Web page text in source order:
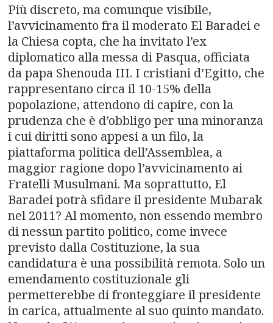
Più discreto, ma comunque visibile,
l’avvicinamento fra il moderato El Baradei e
la Chiesa copta, che ha invitato l’ex
diplomatico alla messa di Pasqua, officiata
da papa Shenouda III. I cristiani d’Egitto, che
rappresentano circa il 10-15% della
popolazione, attendono di capire, con la
prudenza che è d’obbligo per una minoranza
i cui diritti sono appesi a un filo, la
piattaforma politica dell’Assemblea, a
maggior ragione dopo l’avvicinamento ai
Fratelli Musulmani. Ma soprattutto, El
Baradei potrà sfidare il presidente Mubarak
nel 2011? Al momento, non essendo membro
di nessun partito politico, come invece
previsto dalla Costituzione, la sua
candidatura è una possibilità remota. Solo un
emendamento costituzionale gli
permetterebbe di fronteggiare il presidente
in carica, attualmente al suo quinto mandato.